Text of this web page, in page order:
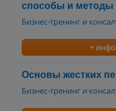
способы и методы
Бизнес-тренинг и
+
Основы жестких
Бизнес-тренинг и